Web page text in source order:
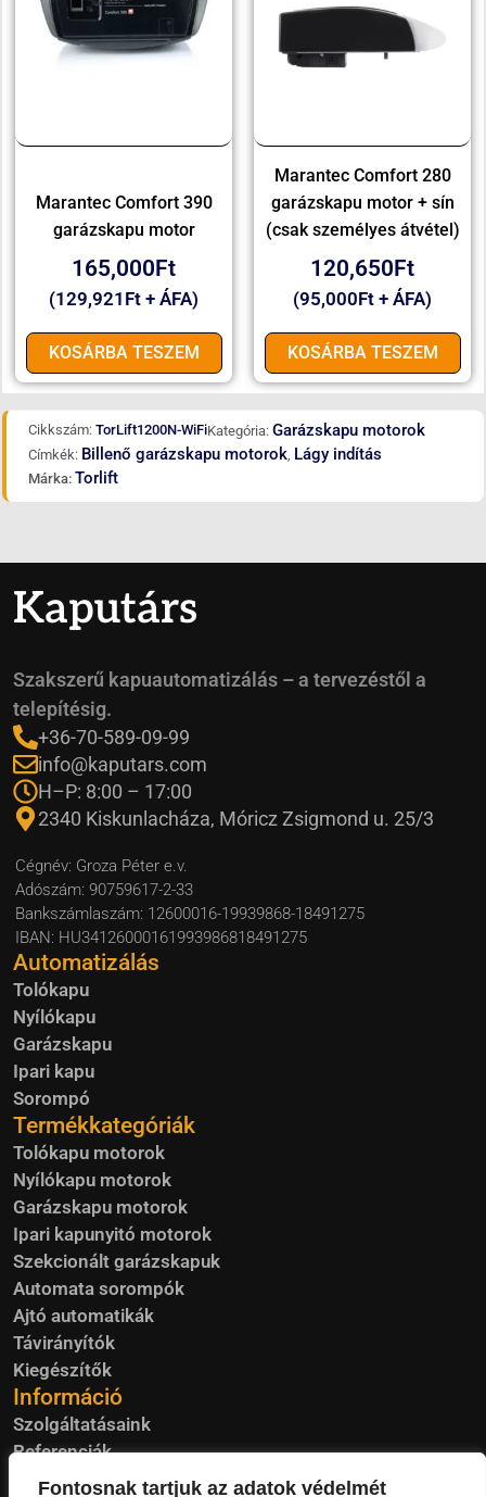
Fontosnak tartjuk az adatok védelmét
Marantec Comfort 390
garázskapu motor
165,000Ft
(129,921 Ft + ÁFA)
KOSÁRBA TESZEM
Marantec Comfort 280
garázskapu motor + sín
(csak személyes átvétel)
120,650Ft
(95,000Ft + ÁFA)
KOSÁRBA TESZEM
Cikkszám: TorLift1200N-WiFiKategória: Garázskapu motorok
Címkék: Billenő garázskapu motorok Lágy indítás
Márka: Torlift
Kaputárs
Szakszerű kapuautomatizálás – a tervezéstől a
telepítésig.
+36-70-589-09-99
info@kaputars.com
H–P: 8:00 – 17:00
2340 Kiskunlacháza, Móricz Zsigmond u. 25/3
Cégnév: Groza Péter e.v.
Adószám: 90759617-2-33
Bankszámlaszám: 12600016-19939868-18491275
IBAN: HU34126000161993986818491275
Automatizálás
Tolókapu
Nyílókapu
Garázskapu
Ipari kapu
Sorompó
Termékkategóriák
Tolókapu motorok
Nyílókapu motorok
Garázskapu motorok
Ipari kapunyitó motorok
Szekcionált garázskapuk
Automata sorompók
Ajtó automatikák
Távirányítók
Kiegészítők
Információ
Szolgáltatásaink
Referenciák
Blog